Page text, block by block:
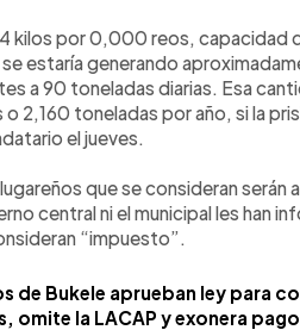
kilos por 0,000 reos, capacidad
estaría generando
a 90 toneladas diarias. Esa
o 2,160 toneladas por año, si la
el jueves.
que se consideran
central ni el municipal les han
“impuesto”.
de Bukele aprueban ley para
omite la LACAP y exonera